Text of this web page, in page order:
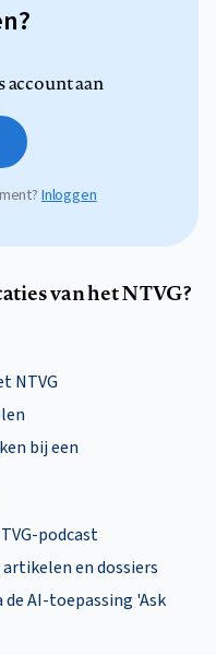
account aan
Inloggen
van het NTVG?
NTVG
bij een
podcast
en dossiers
AI-toepassing 'Ask